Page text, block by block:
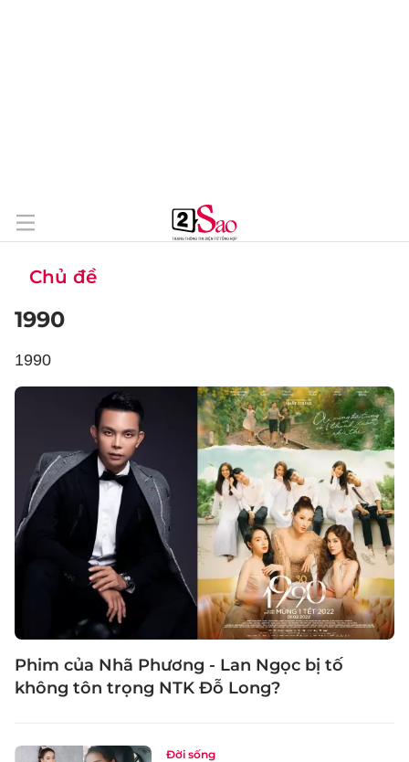
Chủ đề
1990
1990
Phim của Nhã Phương - Lan Ngọc bị tố
không tôn trọng NTK Đỗ Long?
Đời sống